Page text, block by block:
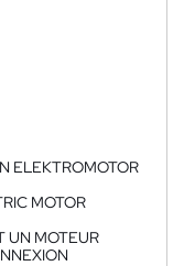
ELEKTROMOTOR
MOTOR
UN MOTEUR